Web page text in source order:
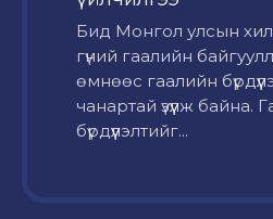
Бид Монгол улсын
гүний гаалийн
өмнөөс гаалийн
чанартай үзүүлж байна.
бүрдүүлэлтийг...